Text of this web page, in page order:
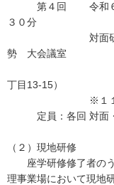
第４回 令和６年２
３０分
対面研修：シン
勢 大会議室
［伊勢市観
丁目13-15）
※１１月下旬
定員：各回 対面・
（２）現地研修
座学研修修了者のう
理事業場において現地